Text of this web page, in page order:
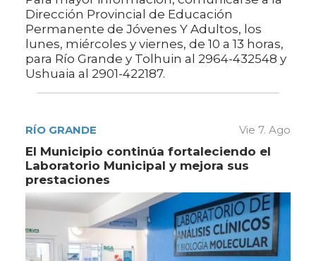
Dirección Provincial de Educación
Permanente de Jóvenes Y Adultos, los
lunes, miércoles y viernes, de 10 a 13 horas,
para Río Grande y Tolhuin al 2964-432548 y
Ushuaia al 2901-422187.
RÍO GRANDE Vie 7. Ago
El Municipio continúa fortaleciendo el
Laboratorio Municipal y mejora sus
prestaciones